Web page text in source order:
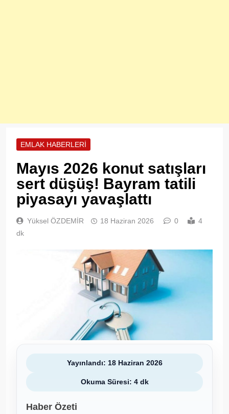
EMLAK HABERLERI
Mayıs 2026 konut satışları
sert düşüş! Bayram tatili
piyasayı yavaşlattı
Yüksel ÖZDEMİR 18 Haziran 2026 0
4
dk
Yayınlandı: 18 Haziran 2026
Okuma Süresi: 4 dk
Haber Özeti